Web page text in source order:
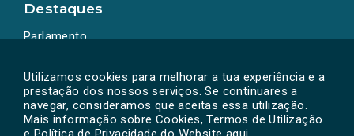
Utilizamos cookies para melhorar a tua experiência e a
prestação dos nossos serviços. Se continuares a
navegar, consideramos que aceitas essa utilização.
Mais informação sobre Cookies, Termos de Utilização
Destaques
Parlamento